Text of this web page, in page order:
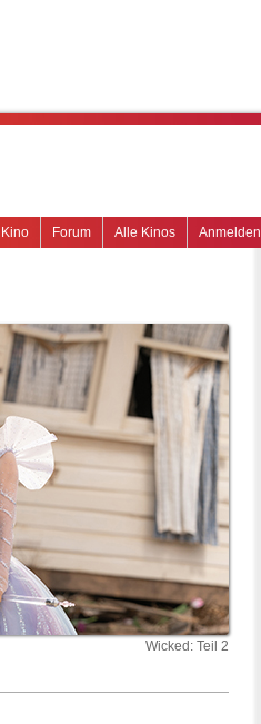
Anmelden
Alle Kinos
Forum
Wicked: Teil 2